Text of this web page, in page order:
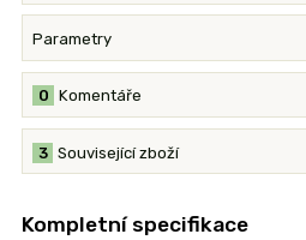
Parametry
Komentáře
0
Související zboží
3
Kompletní specifikace